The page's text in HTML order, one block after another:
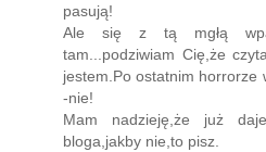
pasują!
Ale się z tą mgłą
tam...podziwiam Cię,że
jestem.Po ostatnim horrorze
-nie!
Mam nadzieję,że już
bloga,jakby nie,to pisz.